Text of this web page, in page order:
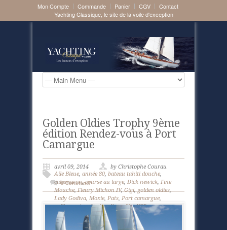
Mon Compte Commande Panier CGV
Contact
Yachting Classique, le site de la voile d'exception
Golden Oldies Trophy 9ème
édition Rendez-vous à Port
Camargue
avril 09, 2014
by Christophe Courau
Aile Bleue, année 80, bateau tahiti douche,
catamaran,course au large, Dick newick, Fine
Mouche,Fleury Michon IV,Gigi,golden oldies,
Lady Godiva, Moxie, Pats, Port camargue,
voilier region de picardie,voilier VSD
0 Comment